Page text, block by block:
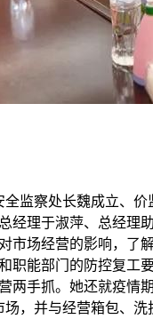
监察处长魏成立、
经理于淑萍、总经
市场经营的影响，
职能部门的防控复工
两手抓。她还就疫情
并与经营箱包、洗